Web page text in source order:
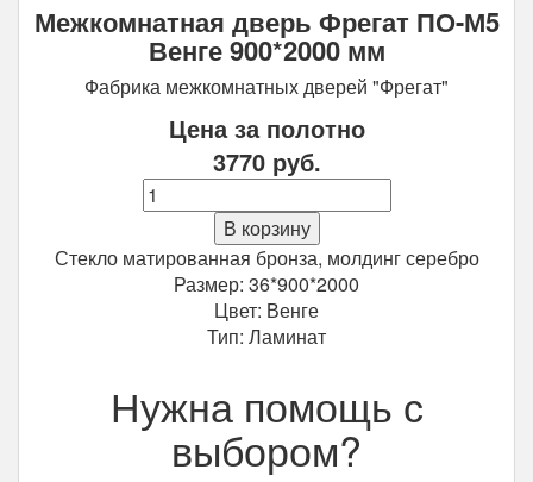
Межкомнатная дверь Фрегат ПО-М5
Венге 900*2000 мм
Фабрика межкомнатных дверей "Фрегат"
Цена за полотно
3770 руб.
Количество
Межкомнатная
Фрегат
ПО-
мм
В корзину
Стекло матированная бронза, молдинг серебро
Размер: 36*900*2000
Цвет: Венге
Тип: Ламинат
Нужна помощь с
выбором?